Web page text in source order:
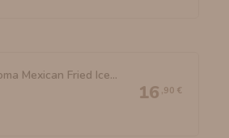
Mexican Fried Ice...
16 ,90 €